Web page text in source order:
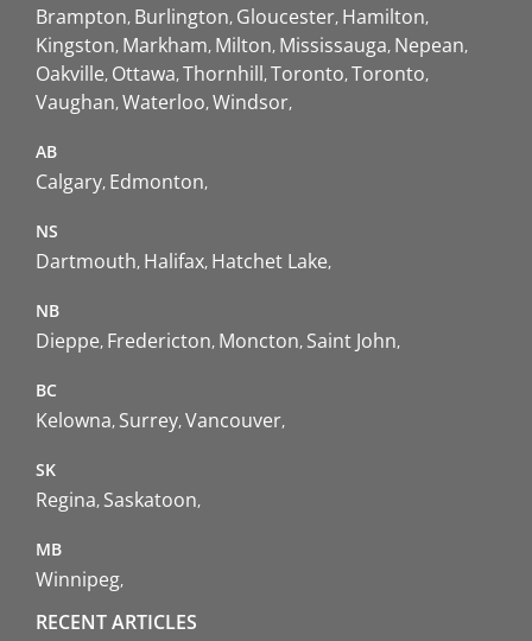
Brampton Burlington Gloucester Hamilton
Kingston Markham Milton Mississauga Nepean
Oakville Ottawa Thornhill Toronto Toronto
Vaughan Waterloo Windsor
AB
Calgary Edmonton
NS
Dartmouth Halifax Hatchet Lake
NB
Dieppe Fredericton Moncton Saint John
BC
Kelowna Surrey Vancouver
SK
Regina Saskatoon
MB
Winnipeg
RECENT ARTICLES